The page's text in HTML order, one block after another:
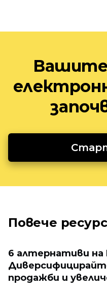
Повече
6 алтернативи на
продажби и